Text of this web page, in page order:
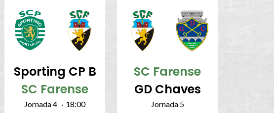
Sporting CP B
SC Farense
Jornada 4 · 18:00
SC Farense
GD Chaves
Jornada 5